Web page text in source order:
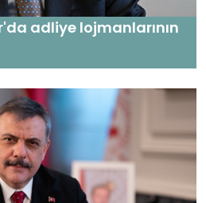
adliye lojmanlarının